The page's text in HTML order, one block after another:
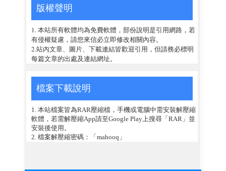
版權聲明
1. 本站所有軟體均為免費軟體，部份說明是引用網路，若
有侵權疑慮，請您來信必立即修改相關內容。
2.站內文章、圖片、下載連結皆歡迎引用，但請務必標明
每篇文章的出處及連結網址。
檔案下載說明
1. 本站檔案皆為RAR壓縮檔，手機或電腦中需安裝解壓縮
軟體，若需解壓縮App請至Google Play上搜尋「RAR」並
安裝後使用。
2. 檔案解壓縮密碼：「mahooq」